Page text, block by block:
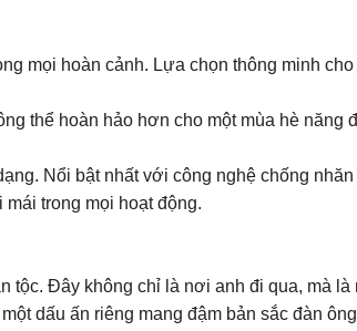
mọi hoàn cảnh. Lựa chọn thông minh
thể hoàn hảo hơn cho một mùa hè năng
Nổi bật nhất với công nghệ chống
trong mọi hoạt động.
tộc. Đây không chỉ là nơi anh đi qua, mà
dấu ấn riêng mang đậm bản sắc đàn